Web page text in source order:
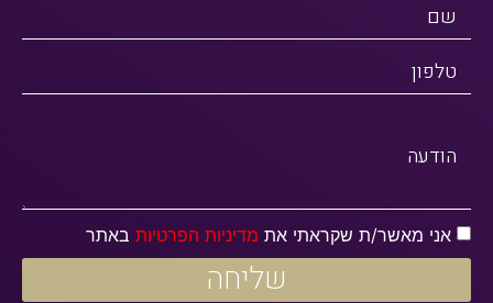
שם
טלפון
הודעה
אני מאשר/ת שקראתי את מדיניות הפרטיות באתר
שליחה